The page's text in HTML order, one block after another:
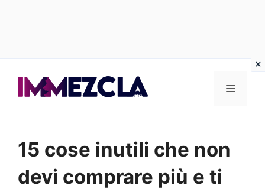
Menu
15 cose inutili che non
devi comprare più e ti